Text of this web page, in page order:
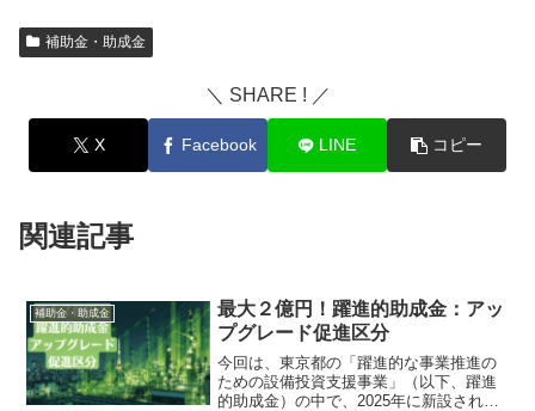
補助金・助成金
＼ SHARE ! ／
X Facebook LINE コピー
関連記事
補助金・助成金
最大２億円！躍進的助成金：アッ
プグレード促進区分
今回は、東京都の「躍進的な事業推進の
ための設備投資支援事業」（以下、躍進
的助成金）の中で、2025年に新設された